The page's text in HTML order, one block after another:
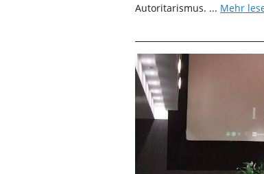
Autoritarismus. ... Mehr